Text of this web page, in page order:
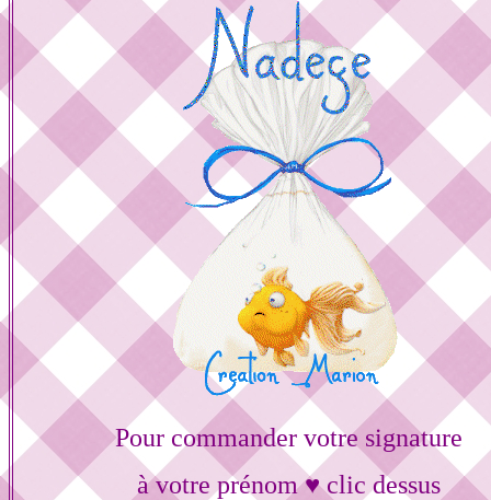
Pour commander votre signature
à votre prénom ♥ clic dessus